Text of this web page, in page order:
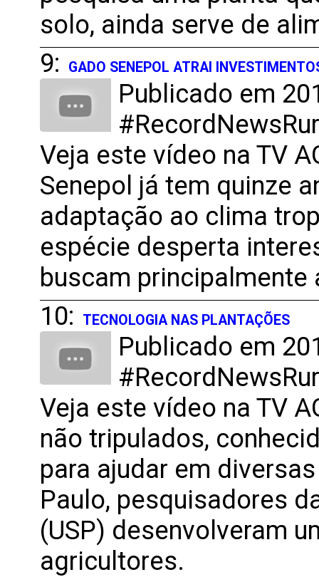
solo, ainda serve de
9:
GADO SENEPOL ATRAI
Publicado em
Veja este vídeo na TV
Senepol já tem quinze
adaptação ao clima
espécie desperta
buscam
10:
TECNOLOGIA NAS PLANTAÇÕES
Publicado em
Veja este vídeo na TV
não tripulados,
para ajudar em
Paulo, pesquisadores
(USP) desenvolveram
agricultores.